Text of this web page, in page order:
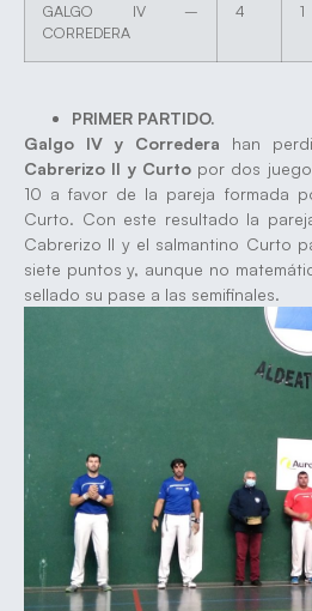
GALGO IV –
CORREDERA
4 1
PRIMER PARTIDO.
Galgo IV y Corredera han
Cabrerizo II y Curto por dos
10 a favor de la pareja formada
Curto. Con este resultado la
Cabrerizo II y el salmantino Curto
siete puntos y, aunque no
sellado su pase a las semifinales.